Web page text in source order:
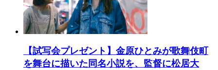
【試写会プレゼント】金原ひとみが歌舞伎町
を舞台に描いた同名小説を、監督に松居大